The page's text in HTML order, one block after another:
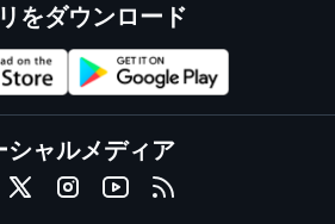
をダウンロード
シャルメディア